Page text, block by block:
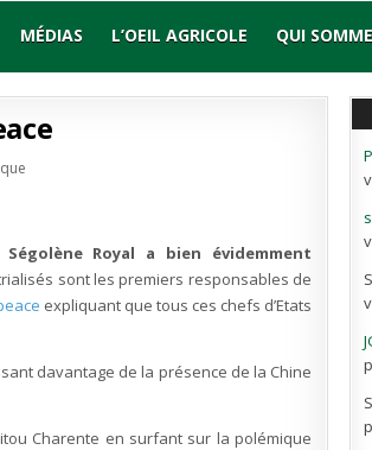
MÉDIAS L’OEIL AGRICOLE QUI
Royal a bien évidemment
sont les premiers responsables de
expliquant que tous ces chefs d’Etats
davantage de la présence de la Chine
Charente en surfant sur la polémique